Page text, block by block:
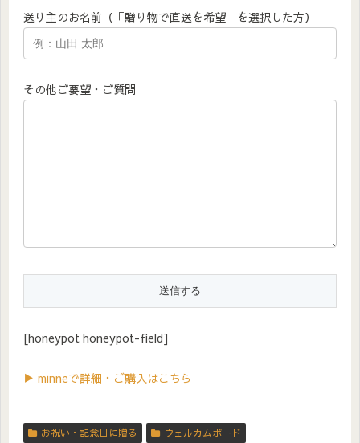
送り主のお名前（「贈り物で直送を希望」を選択した方）
その他ご要望・ご質問
[honeypot honeypot-field]
▶ minneで詳細・ご購入はこちら
お祝い・記念日に贈る ウェルカムボード